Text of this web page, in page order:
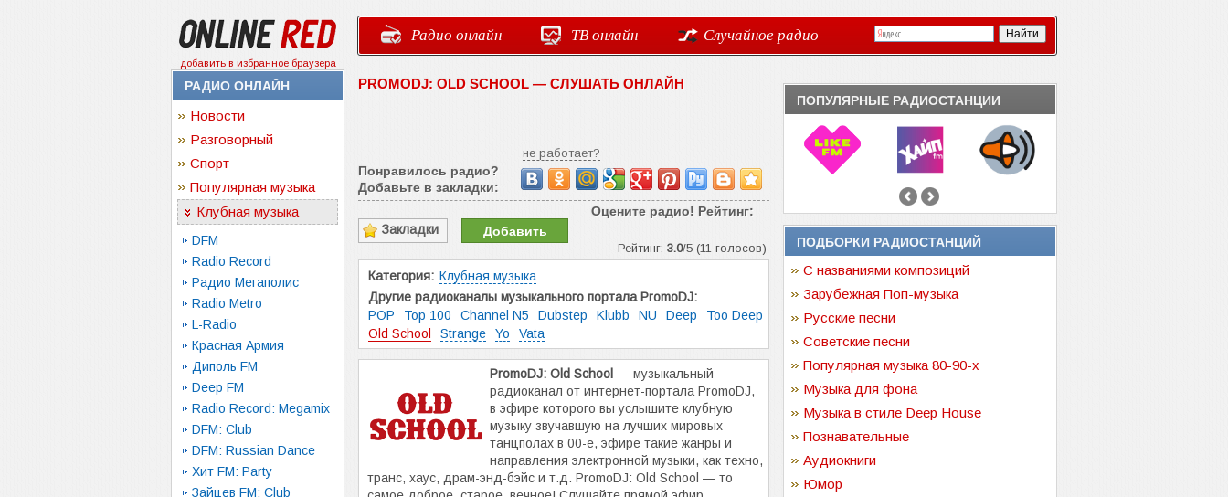
добавить в избранное браузера
Радио онлайн ТВ онлайн Случайное радио
РАДИО ОНЛАЙН
Новости
Разговорный
Спорт
Популярная музыка
Клубная музыка
DFM
Radio Record
Радио Мегаполис
Radio Metro
L-Radio
Красная Армия
Диполь FM
Deep FM
Radio Record: Megamix
DFM: Club
DFM: Russian Dance
Хит FM: Party
Зайцев FM: Club
PROMODJ: OLD SCHOOL — СЛУШАТЬ ОНЛАЙН
не работает?
Понравилось радио?
Добавьте в закладки:
Оцените радио! Рейтинг:
Рейтинг: 3.0/5 (11 голосов)
Закладки Добавить
Категория: Клубная музыка
Другие радиоканалы музыкального портала PromoDJ:
POP
Top 100 Channel N5 Dubstep Klubb NU Deep
Too Deep
Old School
Strange Yo Vata
PromoDJ: Old School — музыкальный
радиоканал от интернет-портала PromoDJ,
в эфире которого вы услышите клубную
музыку звучавшую на лучших мировых
танцполах в 00-е, эфире такие жанры и
направления электронной музыки, как техно,
транс, хаус, драм-энд-бэйс и т.д. PromoDJ: Old School — то
ПОПУЛЯРНЫЕ РАДИОСТАНЦИИ
ПОДБОРКИ РАДИОСТАНЦИЙ
С названиями композиций
Зарубежная Поп-музыка
Русские песни
Советские песни
Популярная музыка 80-90-х
Музыка для фона
Музыка в стиле Deep House
Познавательные
Аудиокниги
Юмор